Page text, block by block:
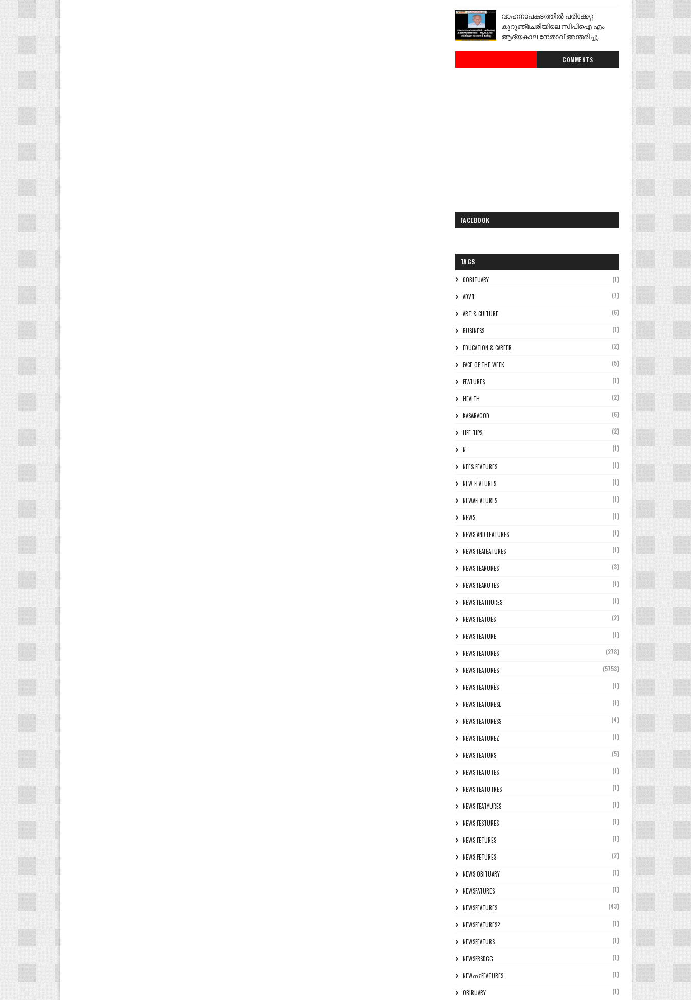
വാഹനാപകടത്തിൽ പരിക്കേറ്റ
കുറുഞ്ചേരിയിലെ സിപിഐ എം
ആദ്യകാല നേതാവ് അന്തരിച്ചു.
COMMENTS
FACEBOOK
TAGS
0OBITUARY (1)
ADVT (7)
ART & CULTURE (6)
BUSINESS (1)
EDUCATION & CAREER (2)
FACE OF THE WEEK (5)
FEATURES (1)
HEALTH (2)
KASARAGOD (6)
LIFE TIPS (2)
N (1)
NEES FEATURES (1)
NEW FEATURES (1)
NEWAFEATURES (1)
NEWS (1)
NEWS AND FEATURES (1)
NEWS FEAFEATURES (1)
NEWS FEARURES (3)
NEWS FEARUTES (1)
NEWS FEATHURES (1)
NEWS FEATUES (2)
NEWS FEATURE (1)
NEWS FEATURES (278)
NEWS FEATURES (5753)
NEWS FEATURÈS (1)
NEWS FEATURESL (1)
NEWS FEATURESS (4)
NEWS FEATUREZ (1)
NEWS FEATURS (5)
NEWS FEATUTES (1)
NEWS FEATUTRES (1)
NEWS FEATYURES (1)
NEWS FESTURES (1)
NEWS FETURES (1)
NEWS FETURES (2)
NEWS OBITUARY (1)
NEWSFATURES (1)
NEWSFEATURES (43)
NEWSFEATURES? (1)
NEWSFEATURS (1)
NEWSFRSDGG (1)
NEWസ് FEATURES (1)
OBIRUARY (1)